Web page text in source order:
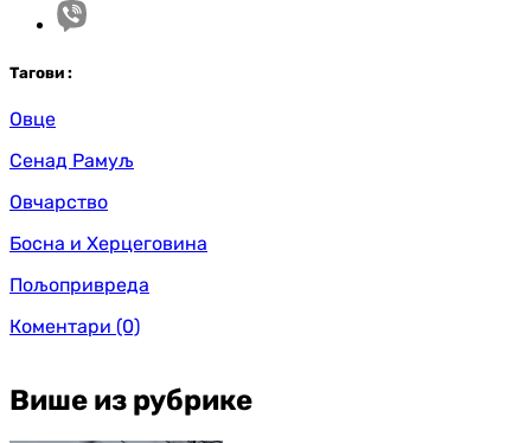
Тагови :
Овце
Сенад Рамуљ
Овчарство
Босна и Херцеговина
Пољопривреда
Коментари (0)
Више из рубрике